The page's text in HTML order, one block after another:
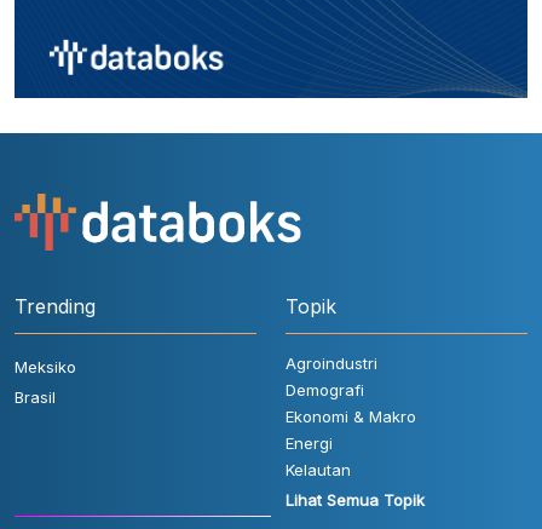
Trending
Meksiko
Brasil
Topik
Agroindustri
Demografi
Ekonomi & Makro
Energi
Kelautan
Lihat Semua Topik